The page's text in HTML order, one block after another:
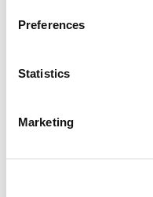
Preferences
Statistics
Marketing